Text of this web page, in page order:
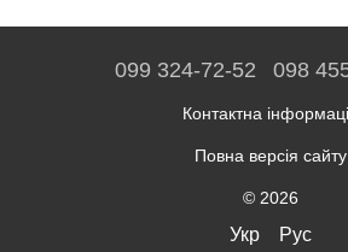
099 324-72-52 098
Контактна
Повна версія сайту
© 2026
Укр Рус